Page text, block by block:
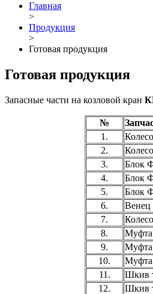
Главная
>
Продукция
>
Готовая продукция
Готовая продукция
Запасные части на козловой кран
№
1.
2.
3.
Блок
4.
Блок
5.
Блок
6.
Венец
7.
8.
Муфта
9.
Муфта
10.
Муфта
11.
Шкив
12.
Шкив